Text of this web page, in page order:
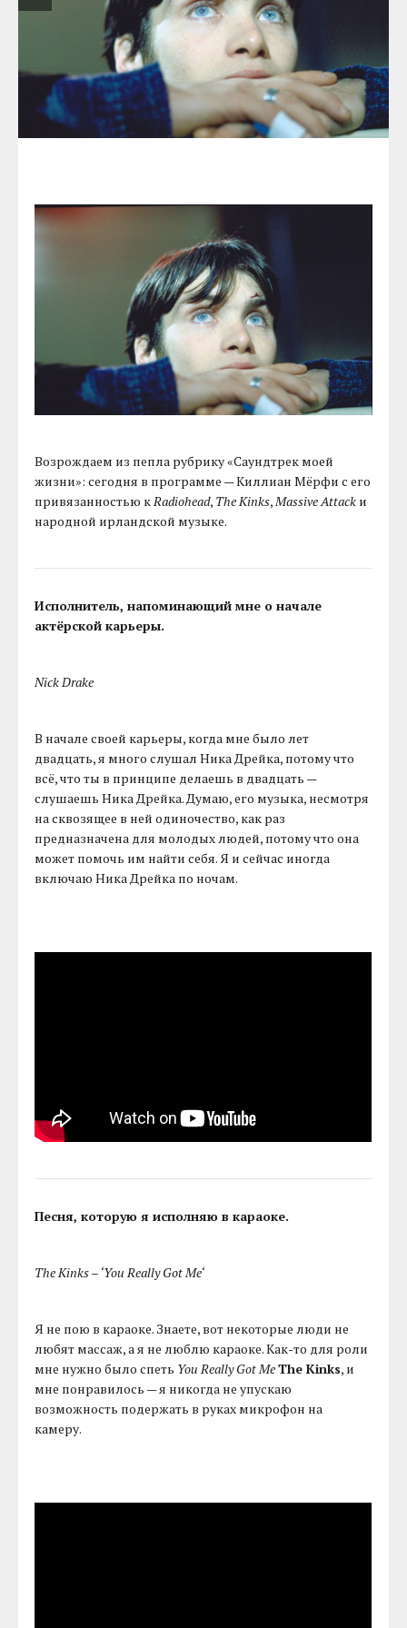
Возрождаем из пепла рубрику «Саундтрек моей
жизни»: сегодня в программе — Киллиан Мёрфи с его
привязанностью кRadiohead, The Kinks,Massive Attack и
народной ирландской музыке.
Исполнитель, напоминающий мне о начале
актёрской карьеры.
Nick Drake
В начале своей карьеры, когда мне было лет
двадцать, я много слушал Ника Дрейка, потому что
всё, что ты в принципе делаешь в двадцать —
слушаешь Ника Дрейка. Думаю, его музыка, несмотря
на сквозящее в ней одиночество, как раз
предназначена для молодых людей, потому что она
может помочь им найти себя. Я и сейчас иногда
включаю Ника Дрейка по ночам.
Песня, которую я исполняю в караоке.
The Kinks – ‘You Really Got Me‘
Я не пою в караоке. Знаете, вот некоторые люди не
любят массаж, а я не люблю караоке. Как-то для роли
мне нужно было спеть You Really Got MeThe Kinks, и
мне понравилось — я никогда не упускаю
возможность подержать в руках микрофон на
камеру.